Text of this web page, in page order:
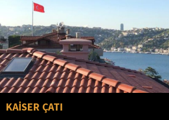
KAİSER ÇATI
Search